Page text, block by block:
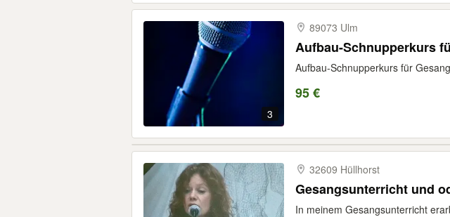
3
89073 Ulm
Aufbau-Schnupperkurs
Aufbau-Schnupperkurs für
95 €
32609 Hüllhorst
Gesangsunterricht und
In meinem Gesangsunterricht